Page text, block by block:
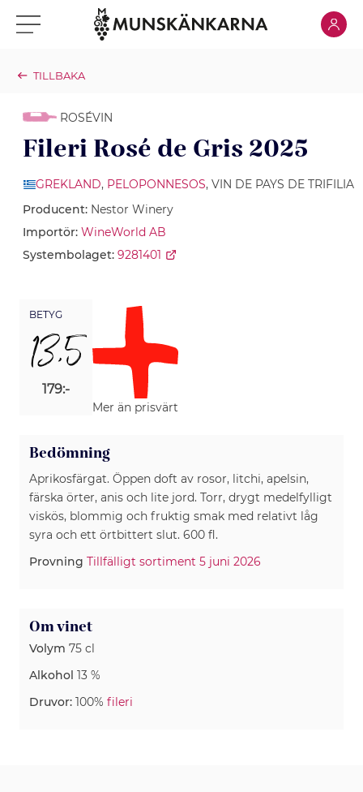
Klicka för meny Klicka
TILLBAKA
ROSÉVIN
Fileri Rosé de Gris 2025
GREKLAND, PELOPONNESOS, VIN DE PAYS DE TRIFILIA
Producent: Nestor Winery
Importör: WineWorld AB
Systembolaget: 9281401
BETYG
13,5
179:-
Mer än prisvärt
Bedömning
Aprikosfärgat. Öppen doft av rosor, litchi, apelsin,
färska örter, anis och lite jord. Torr, drygt medelfylligt
viskös, blommig och fruktig smak med relativt låg
syra och ett örtbittert slut. 600 fl.
Provning Tillfälligt sortiment 5 juni 2026
Om vinet
Volym 75 cl
Alkohol 13 %
Druvor: 100% fileri